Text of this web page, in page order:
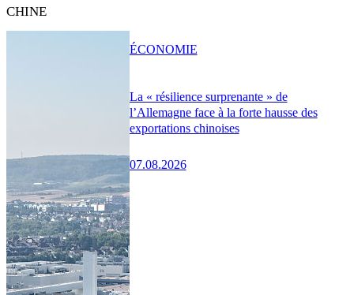
CHINE
La « résilience surprenante » de
l’Allemagne face à la forte hausse des
exportations chinoises
07.08.2026
ÉCONOMIE